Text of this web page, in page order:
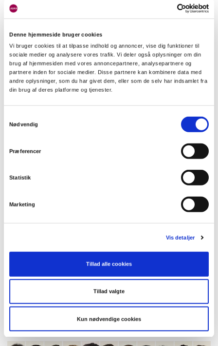
Denne hjemmeside bruger cookies
Vi bruger cookies til at tilpasse indhold og annoncer, vise dig funktioner til
sociale medier og analysere vores trafik. Vi deler også oplysninger om din
brug af hjemmesiden med vores annoncepartnere, analysepartnere og
partnere inden for sociale medier. Disse partnere kan kombinere data med
andre oplysninger, som du har givet dem, eller som de selv har indsamlet fra
din brug af deres platforme og tjenester.
Nødvendig
Præferencer
Statistik
Marketing
Vis detaljer
Tillad alle cookies
Tillad valgte
Kun nødvendige cookies
bundfradrag på 35.100 kr. (2026) skattefrit."
Jan Blicher Grunnet i kappe fra Landsretten, hvor han
med succes forsvarede en udlejer.